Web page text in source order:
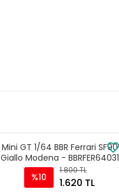
Mini GT 1/64 BBR Ferrari SF90
Giallo Modena - BBRFER64031
%10
1.800 TL
1.620 TL